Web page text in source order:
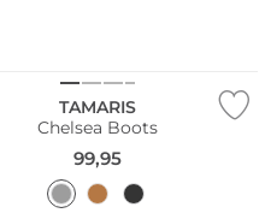
TAMARIS
Chelsea Boots
99,95